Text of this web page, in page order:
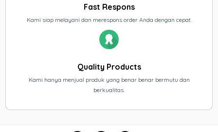
Fast Respons
Kami siap melayani dan merespons order Anda dengan cepat.
Quality Products
Kami hanya menjual produk yang benar benar bermutu dan
berkualitas.